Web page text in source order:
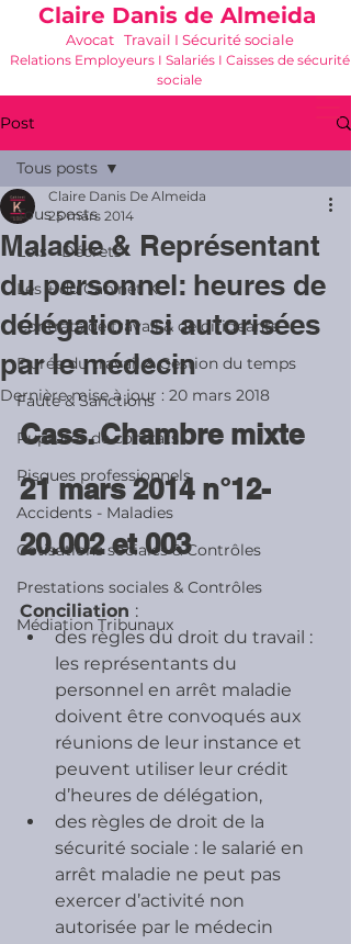
Claire Danis de Almeida
Avocat Travail I Sécurité sociale
Relations Employeurs I Salariés I Caisses de sécurité
sociale
Post
Tous posts
Lois - Décrets
Les + du Cabinet K
Contrats de travail & de dirigeants
Durée du travail & Gestion du temps
Faute & Sanctions
Ruptures de contrats
Risques professionnels
Accidents - Maladies
Cotisations sociales & Contrôles
Prestations sociales & Contrôles
Médiation Tribunaux
Tous posts
Maladie & Représentant
du personnel: heures de
délégation si autorisées
par le médecin
Claire Danis De Almeida
25 mars 2014
Dernière mise à jour : 20 mars 2018
Cass. Chambre mixte
21 mars 2014 n°12-
20.002 et 003
Conciliation :
des règles du droit du travail :
les représentants du
personnel en arrêt maladie
doivent être convoqués aux
réunions de leur instance et
peuvent utiliser leur crédit
d’heures de délégation,
des règles de droit de la
sécurité sociale : le salarié en
arrêt maladie ne peut pas
exercer d’activité non
autorisée par le médecin